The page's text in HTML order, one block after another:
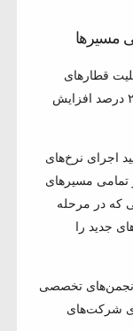
مسیرها
قطارهای
مسافری نیز با مصوبه شورای عالی ترابری ۲۱ درصد افزایش
اجرای نرخ‌های
قطار در تمامی مسیرهای
که در مرحله
جدید را
تخصصی
شرکت‌های